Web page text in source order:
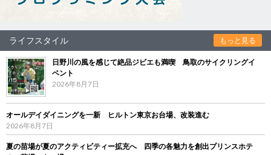
ライフスタイル もっと見る
日野川の風を感じて絶品ジビエも満喫 鳥取のサイクリングイ
ベント
2026年8月7日
オールデイダイニングを一新 ヒルトン東京お台場、改装進む
2026年8月7日
夏の苗場が夏のアクティビティー拡充へ 四季の各魅力を創出プリンスホテ